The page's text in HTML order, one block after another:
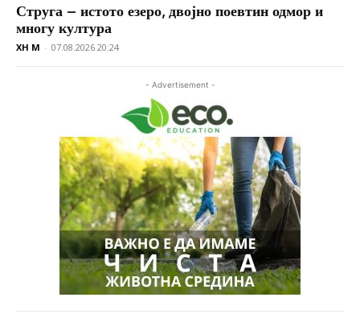
Струга – истото езеро, двојно поевтин одмор и
многу култура
XH M - 07.08.2026 20:24
- Advertisement -